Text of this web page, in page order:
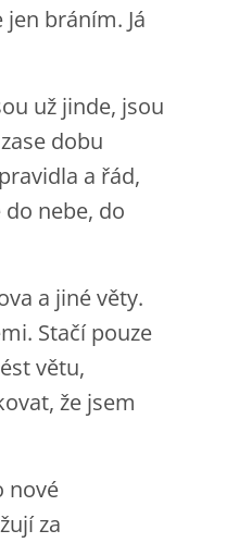
jen bráním. Já
už jinde, jsou
dobu
a řád,
nebe, do
a jiné věty.
Stačí pouze
větu,
že jsem
nové
za